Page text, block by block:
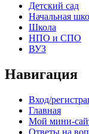
Детский сад
Начальная
Школа
НПО и СПО
ВУЗ
Навигация
Вход/
Главная
Мой мини-
Ответы на